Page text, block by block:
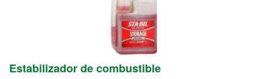
Estabilizador de combustible